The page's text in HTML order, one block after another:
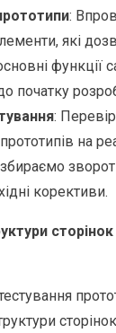
:
які
функції
початку
:
на
корективи.
сторінок